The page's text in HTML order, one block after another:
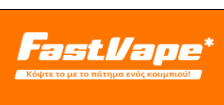
BOOSTER
20mg
ΒΑΣΗ
0mg
ΤΕΛΙΚΟ
ΜΙΓΜΑ
ΤΕΛΙΚΟ
ΕΠΙΠΕΔΟ
ΝΙΚΟΤΙΝΗΣ